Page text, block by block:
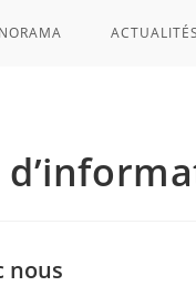
ACTUALITÉS
nous